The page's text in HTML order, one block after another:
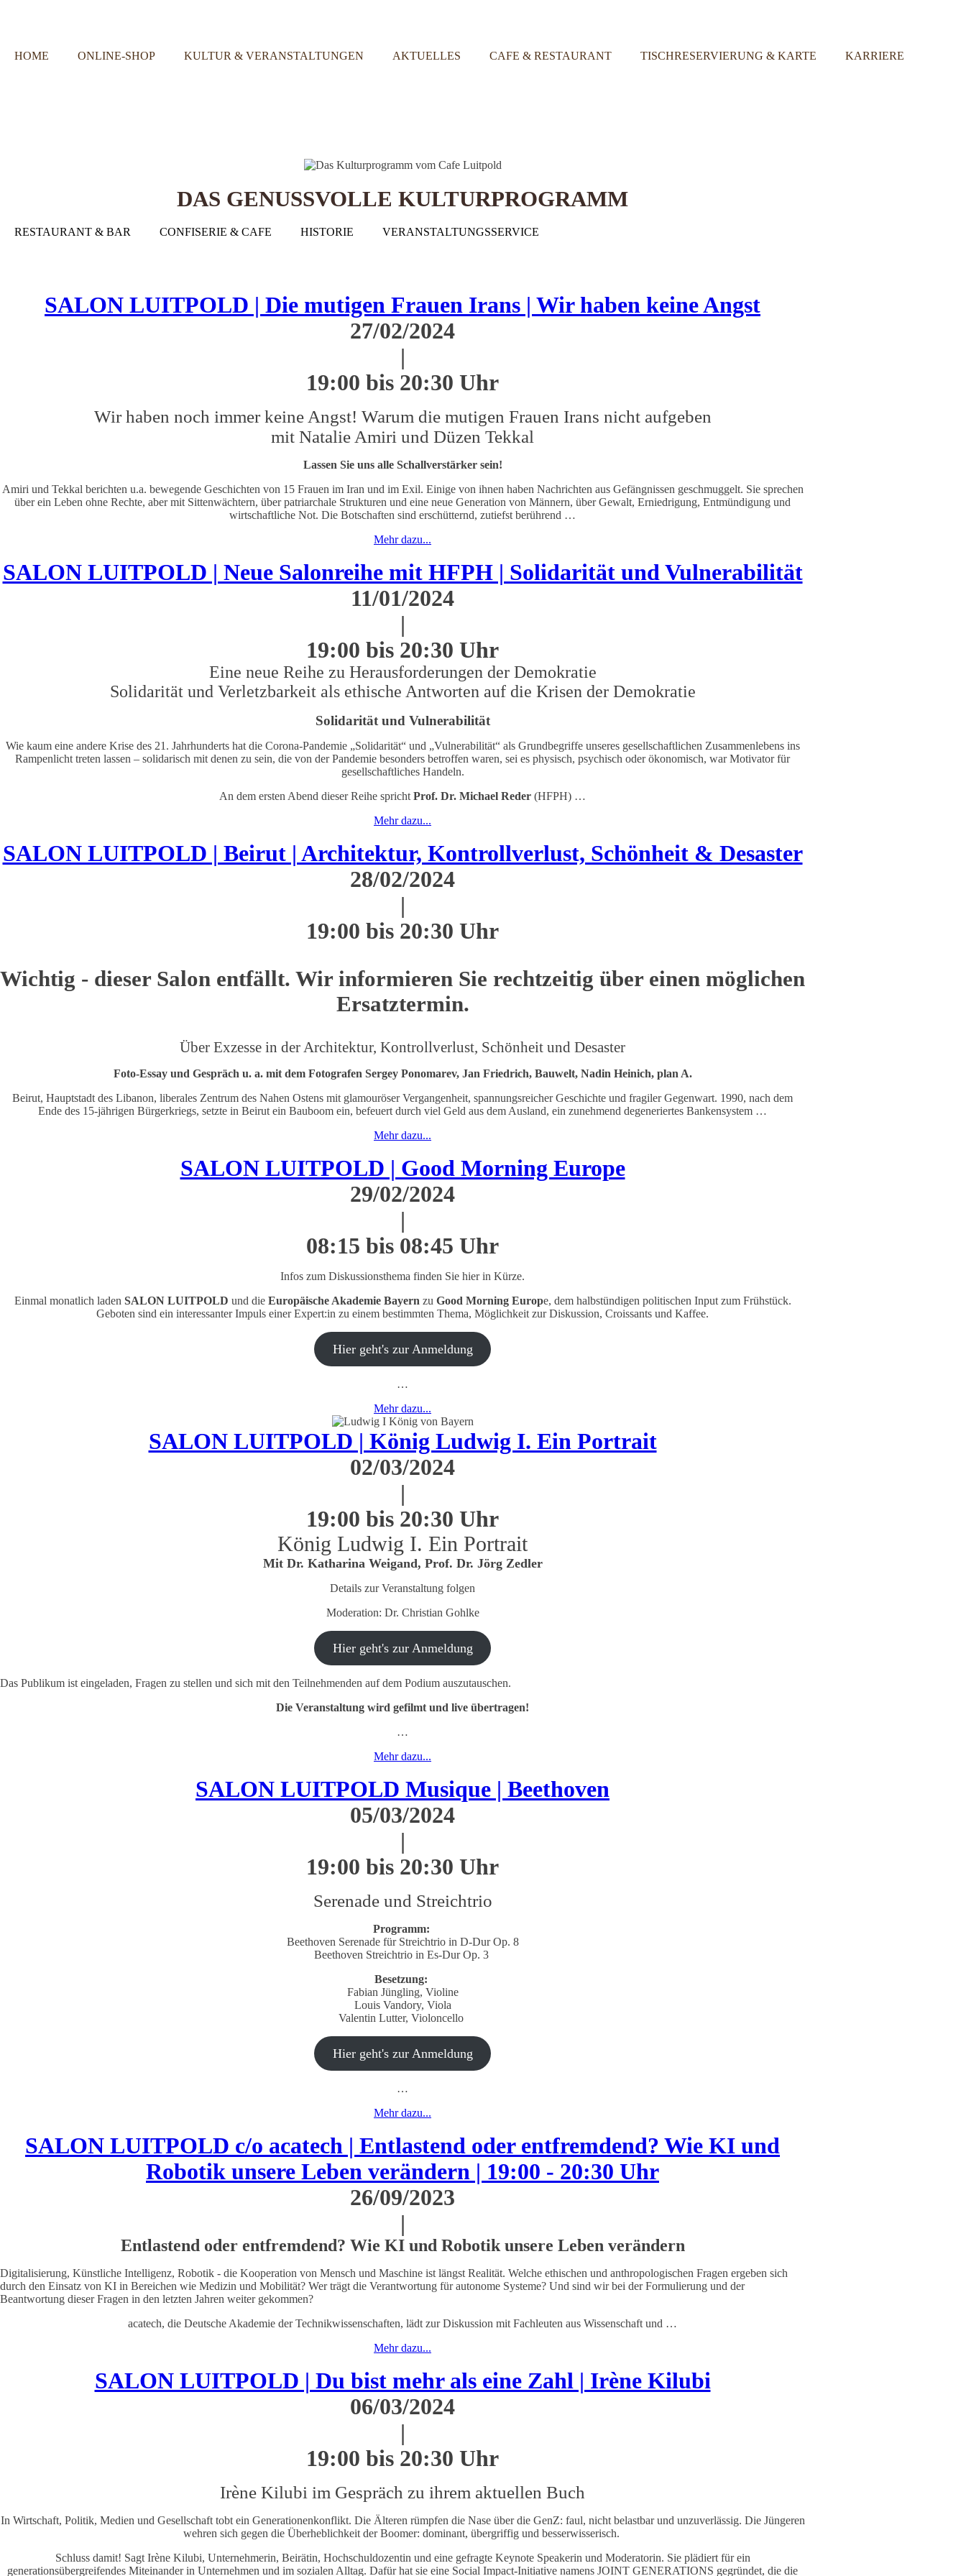
HOME ONLINE-SHOP KULTUR & VERANSTALTUNGEN AKTUELLES CAFE & RESTAURANT TISCHRESERVIERUNG & KARTE KARRIERE
DAS GENUSSVOLLE KULTURPROGRAMM
RESTAURANT & BAR CONFISERIE & CAFE HISTORIE VERANSTALTUNGSSERVICE
SALON LUITPOLD | Die mutigen Frauen Irans | Wir haben keine Angst
27/02/2024
|
19:00 bis 20:30 Uhr
Wir haben noch immer keine Angst! Warum die mutigen Frauen Irans nicht aufgeben
mit Natalie Amiri und Düzen Tekkal
Lassen Sie uns alle Schallverstärker sein!
Amiri und Tekkal berichten u.a. bewegende Geschichten von 15 Frauen im Iran und im Exil. Einige von ihnen haben Nachrichten aus Gefängnissen geschmuggelt. Sie sprechen
über ein Leben ohne Rechte, aber mit Sittenwächtern, über patriarchale Strukturen und eine neue Generation von Männern, über Gewalt, Erniedrigung, Entmündigung und
wirtschaftliche Not. Die Botschaften sind erschütternd, zutiefst berührend …
Mehr dazu...
SALON LUITPOLD | Neue Salonreihe mit HFPH | Solidarität und Vulnerabilität
11/01/2024
|
19:00 bis 20:30 Uhr
Eine neue Reihe zu Herausforderungen der Demokratie
Solidarität und Verletzbarkeit als ethische Antworten auf die Krisen der Demokratie
Solidarität und Vulnerabilität
Wie kaum eine andere Krise des 21. Jahrhunderts hat die Corona-Pandemie „Solidarität“ und „Vulnerabilität“ als Grundbegriffe unseres gesellschaftlichen Zusammenlebens ins
Rampenlicht treten lassen – solidarisch mit denen zu sein, die von der Pandemie besonders betroffen waren, sei es physisch, psychisch oder ökonomisch, war Motivator für
gesellschaftliches Handeln.
An dem ersten Abend dieser Reihe spricht Prof. Dr. Michael Reder (HFPH) …
Mehr dazu...
SALON LUITPOLD | Beirut | Architektur, Kontrollverlust, Schönheit & Desaster
28/02/2024
|
19:00 bis 20:30 Uhr
Wichtig - dieser Salon entfällt. Wir informieren Sie rechtzeitig über einen möglichen
Ersatztermin.
Über Exzesse in der Architektur, Kontrollverlust, Schönheit und Desaster
Foto-Essay und Gespräch u. a. mit dem Fotografen Sergey Ponomarev, Jan Friedrich, Bauwelt, Nadin Heinich, plan A.
Beirut, Hauptstadt des Libanon, liberales Zentrum des Nahen Ostens mit glamouröser Vergangenheit, spannungsreicher Geschichte und fragiler Gegenwart. 1990, nach dem
Ende des 15-jährigen Bürgerkriegs, setzte in Beirut ein Bauboom ein, befeuert durch viel Geld aus dem Ausland, ein zunehmend degeneriertes Bankensystem …
Mehr dazu...
SALON LUITPOLD | Good Morning Europe
29/02/2024
|
08:15 bis 08:45 Uhr
Infos zum Diskussionsthema finden Sie hier in Kürze.
Einmal monatlich laden SALON LUITPOLD und die Europäische Akademie Bayern zu Good Morning Europe, dem halbstündigen politischen Input zum Frühstück.
Geboten sind ein interessanter Impuls einer Expert:in zu einem bestimmten Thema, Möglichkeit zur Diskussion, Croissants und Kaffee.
Hier geht's zur Anmeldung
…
Mehr dazu...
SALON LUITPOLD | König Ludwig I. Ein Portrait
02/03/2024
|
19:00 bis 20:30 Uhr
König Ludwig I. Ein Portrait
Mit Dr. Katharina Weigand, Prof. Dr. Jörg Zedler
Details zur Veranstaltung folgen
Moderation: Dr. Christian Gohlke
Hier geht's zur Anmeldung
Das Publikum ist eingeladen, Fragen zu stellen und sich mit den Teilnehmenden auf dem Podium auszutauschen.
Die Veranstaltung wird gefilmt und live übertragen!
…
Mehr dazu...
SALON LUITPOLD Musique | Beethoven
05/03/2024
|
19:00 bis 20:30 Uhr
Serenade und Streichtrio
Programm:
Beethoven Serenade für Streichtrio in D-Dur Op. 8
Beethoven Streichtrio in Es-Dur Op. 3
Besetzung:
Fabian Jüngling, Violine
Louis Vandory, Viola
Valentin Lutter, Violoncello
Hier geht's zur Anmeldung
…
Mehr dazu...
SALON LUITPOLD c/o acatech | Entlastend oder entfremdend? Wie KI und
Robotik unsere Leben verändern | 19:00 - 20:30 Uhr
26/09/2023
|
Entlastend oder entfremdend? Wie KI und Robotik unsere Leben verändern
Digitalisierung, Künstliche Intelligenz, Robotik - die Kooperation von Mensch und Maschine ist längst Realität. Welche ethischen und anthropologischen Fragen ergeben sich
durch den Einsatz von KI in Bereichen wie Medizin und Mobilität? Wer trägt die Verantwortung für autonome Systeme? Und sind wir bei der Formulierung und der
Beantwortung dieser Fragen in den letzten Jahren weiter gekommen?
acatech, die Deutsche Akademie der Technikwissenschaften, lädt zur Diskussion mit Fachleuten aus Wissenschaft und …
Mehr dazu...
SALON LUITPOLD | Du bist mehr als eine Zahl | Irène Kilubi
06/03/2024
|
19:00 bis 20:30 Uhr
Irène Kilubi im Gespräch zu ihrem aktuellen Buch
In Wirtschaft, Politik, Medien und Gesellschaft tobt ein Generationenkonflikt. Die Älteren rümpfen die Nase über die GenZ: faul, nicht belastbar und unzuverlässig. Die Jüngeren
wehren sich gegen die Überheblichkeit der Boomer: dominant, übergriffig und besserwisserisch.
Schluss damit! Sagt Irène Kilubi, Unternehmerin, Beirätin, Hochschuldozentin und eine gefragte Keynote Speakerin und Moderatorin. Sie plädiert für ein
generationsübergreifendes Miteinander in Unternehmen und im sozialen Alltag. Dafür hat sie eine Social Impact-Initiative namens JOINT GENERATIONS gegründet, die die